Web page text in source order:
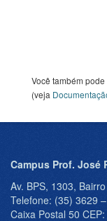
Você também
(veja
Campus Prof. José
Av. BPS, 1303,
Telefone: (35) 3629
Caixa Postal 50